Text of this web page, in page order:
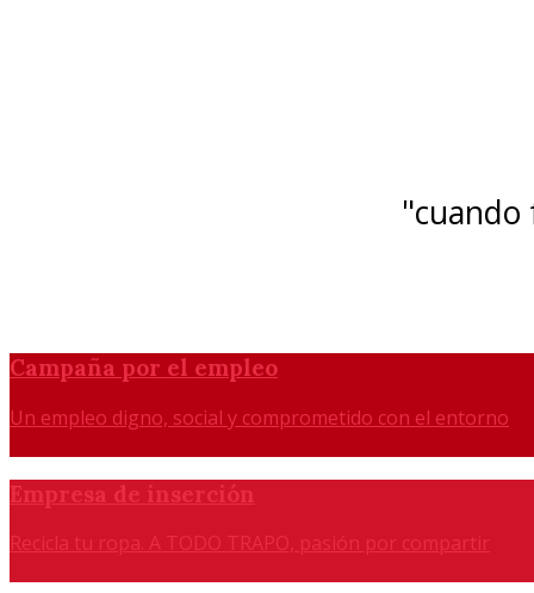
Campaña por el empleo
Un empleo digno, social y comprometido con el entorno
Empresa de inserción
Recicla tu ropa. A TODO TRAPO, pasión por compartir